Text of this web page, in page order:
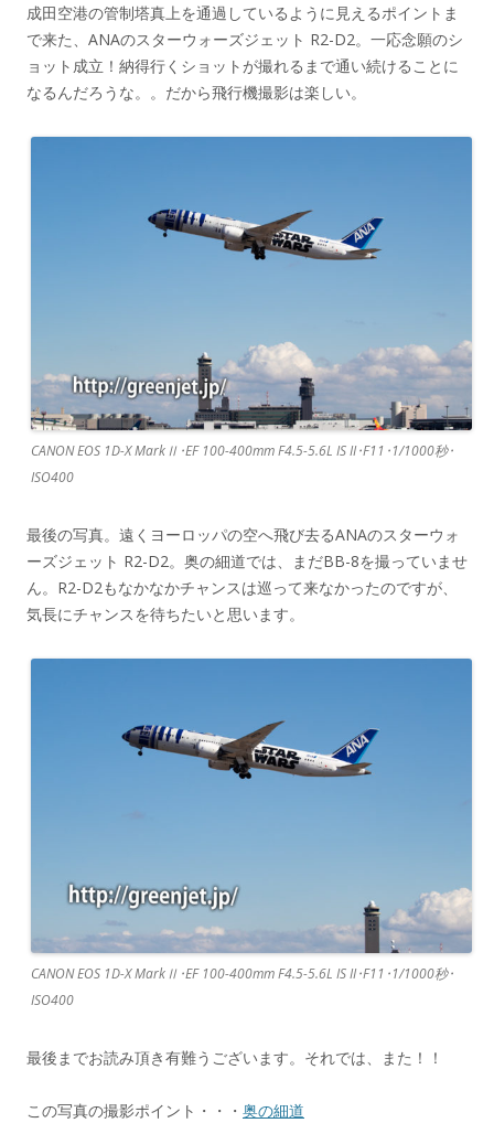
成田空港の管制塔真上を通過しているように見えるポイントま
で来た、ANAのスターウォーズジェット R2-D2。一応念願のシ
ョット成立！納得行くショットが撮れるまで通い続けることに
なるんだろうな。。だから飛行機撮影は楽しい。
CANON EOS 1D-X MarkⅡ･EF 100-400mm F4.5-5.6L IS II･F11･1/1000秒･
ISO400
最後の写真。遠くヨーロッパの空へ飛び去るANAのスターウォ
ーズジェット R2-D2。奥の細道では、まだBB-8を撮っていませ
ん。R2-D2もなかなかチャンスは巡って来なかったのですが、
気長にチャンスを待ちたいと思います。
CANON EOS 1D-X MarkⅡ･EF 100-400mm F4.5-5.6L IS II･F11･1/1000秒･
ISO400
最後までお読み頂き有難うございます。それでは、また！！
この写真の撮影ポイント・・・ 奥の細道